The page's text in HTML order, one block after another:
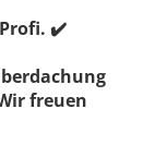
✔️
freuen